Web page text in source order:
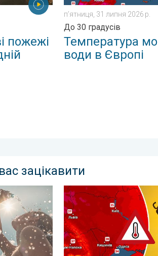
пожежі
пʼятниця, 31 липня 2026 р.
До 30 градусів
Температура
води в Європі
зацікавити
Сонячний удар. . . вівторок, 30
Україну охопить сильна